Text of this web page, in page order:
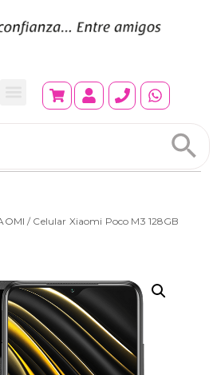
/ Celular Xiaomi Poco M3 128GB